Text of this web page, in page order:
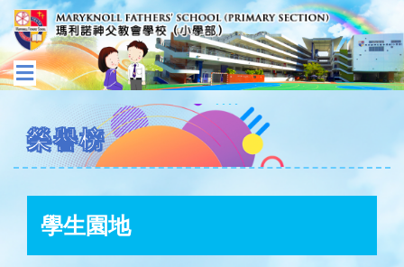
榮譽榜
學生園地